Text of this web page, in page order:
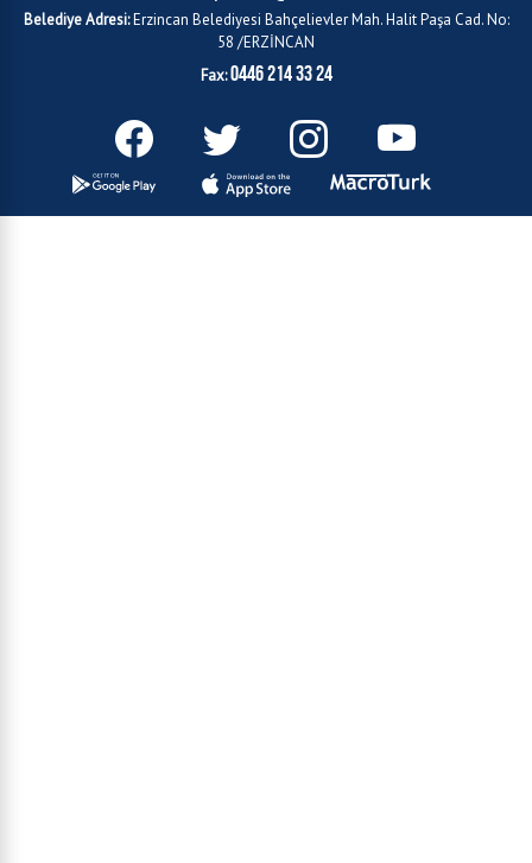
Belediye Adresi:Erzincan Belediyesi Bahçelievler Mah. Halit Paşa Cad. No:
58 /ERZİNCAN
Fax:0446 214 33 24